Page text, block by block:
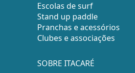
Escolas de surf
Stand up paddle
Pranchas e acessórios
Clubes e associações
SOBRE ITACARÉ